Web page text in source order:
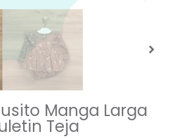
Manga Larga
Teja